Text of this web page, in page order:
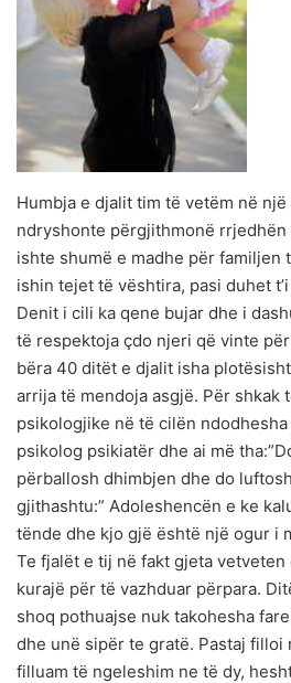
Humbja e djalit tim të vetëm në
ndryshonte përgjithmonë
ishte shumë e madhe për familjen
ishin tejet të vështira, pasi duhet
Denit i cili ka qene bujar dhe i
të respektoja çdo njeri që vinte
bëra 40 ditët e djalit isha
arrija të mendoja asgjë. Për shkak
psikologjike në të cilën
psikolog psikiatër dhe ai më
përballosh dhimbjen dhe do
gjithashtu:” Adoleshencën e ke
tënde dhe kjo gjë është një ogur i
Te fjalët e tij në fakt gjeta vetveten
kurajë për të vazhduar përpara.
shoq pothuajse nuk takohesha
dhe unë sipër te gratë. Pastaj
filluam të ngeleshim ne të dy,